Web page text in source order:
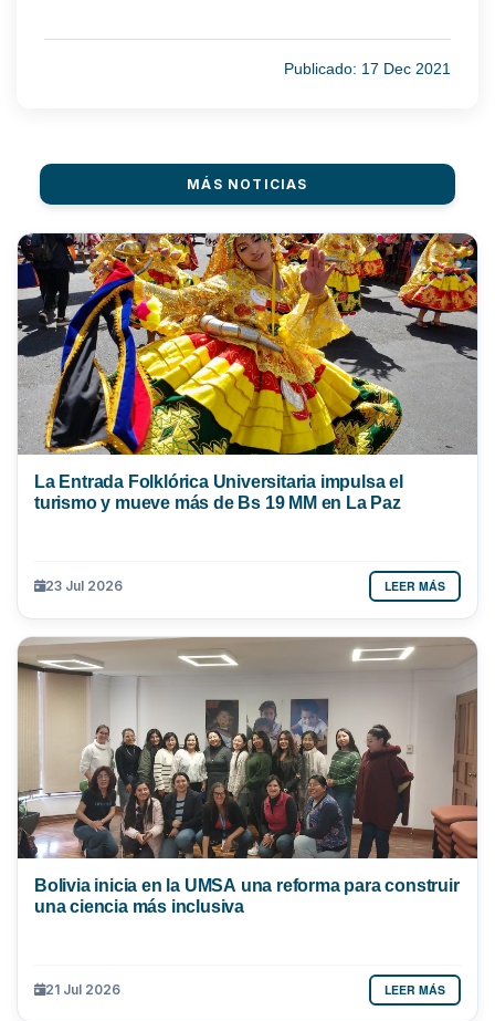
Publicado: 17 Dec 2021
MÁS NOTICIAS
La Entrada Folklórica Universitaria impulsa el
turismo y mueve más de Bs 19 MM en La Paz
23 Jul 2026 LEER MÁS
Bolivia inicia en la UMSA una reforma para construir
una ciencia más inclusiva
21 Jul 2026 LEER MÁS